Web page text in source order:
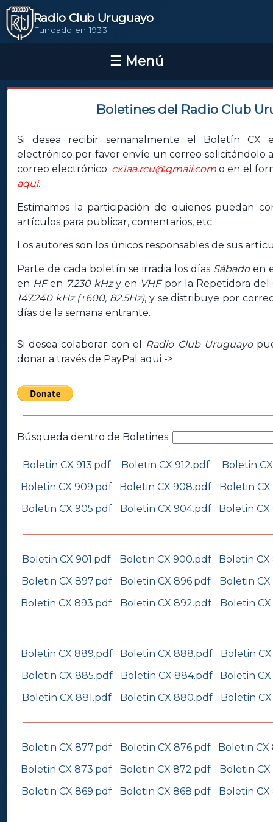
Radio Club Uruguayo
Fundado en 1933
Boletines del Radio Club
Si desea recibir semanalmente el Boletín CX
electrónico por favor envíe un correo solicitándolo
correo electrónico: cx1aa.rcu@gmail.com o en el
aqui.
Estimamos la participación de quienes puedan
artículos para publicar, comentarios, etc.
Los autores son los únicos responsables de sus
Parte de cada boletín se irradia los días Sábadoen
en HFen 7.230 kHzy en VHFpor la Repetidora del
147.240 kHz (+600, 82.5Hz), y se distribuye por
días de la semana entrante.
Si desea colaborar con el Radio Club Uruguayo
donar a través de PayPal aqui ->
Búsqueda dentro de Boletines:
Boletin CX 913.pdf Boletin CX 912.pdf
Boletin
Boletin CX 909.pdf
Boletin CX 908.pdf
Boletin
Boletin CX 905.pdf
Boletin CX 904.pdf Boletin
Boletin CX 901.pdf Boletin CX 900.pdf
Boletin
Boletin CX 897.pdf
Boletin CX 896.pdf
Boletin
Boletin CX 893.pdf
Boletin CX 892.pdf Boletin
Boletin CX 889.pdf Boletin CX 888.pdf
Boletin
Boletin CX 885.pdf
Boletin CX 884.pdf
Boletin
Boletin CX 881.pdf
Boletin CX 880.pdf Boletin
Boletin CX 877.pdf Boletin CX 876.pdf
Boletin
Boletin CX 873.pdf
Boletin CX 872.pdf
Boletin
Boletin CX 869.pdf
Boletin CX 868.pdf Boletin